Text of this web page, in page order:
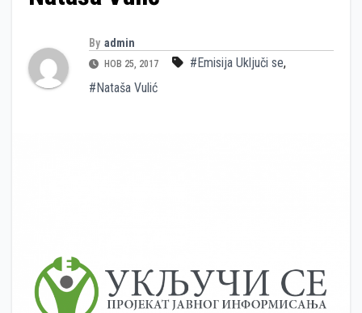
By admin
НОВ 25, 2017 #Emisija Uključi se,
#Nataša Vulić